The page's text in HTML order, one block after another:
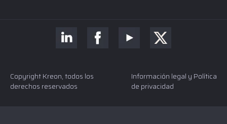
Copyright Kreon, todos los
derechos reservados
Información legal y Política
de privacidad